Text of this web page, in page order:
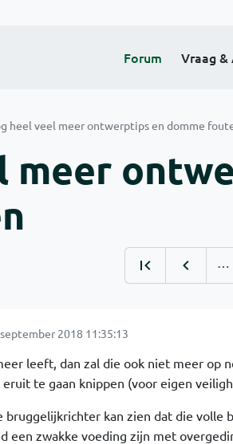
Forum Vraag &
heel veel meer ontwerptips en domme
meer
…
2018 11:35:13
leeft, dan zal die ook niet meer op
te gaan knippen (voor eigen
bruggelijkrichter kan zien dat die volle
een zwakke voeding zijn met